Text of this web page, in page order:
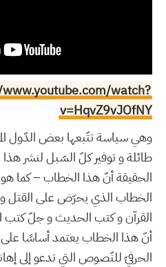
watch?
v=HqvZ9vJOfNY
وهي سياسة تتّبعها بعض الدّول
طائلة و توفير كلّ السّبل لنشر
الحقيقة أنّ هذا الخطاب – كما
الخطاب الذي يحرّض على القتل
القرآن و كتب الحديث و جلّ كتب
أنّ هذا الخطاب يعتمد أساسًا على
الحرفيّ للنّصوص التي تدعو إلى